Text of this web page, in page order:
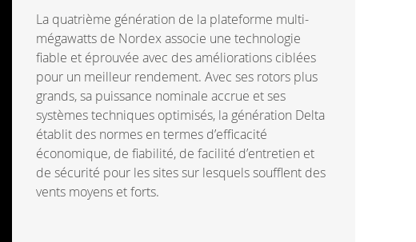
La quatrième génération de la plateforme multi-
mégawatts de Nordex associe une technologie
fiable et éprouvée avec des améliorations ciblées
pour un meilleur rendement. Avec ses rotors plus
grands, sa puissance nominale accrue et ses
systèmes techniques optimisés, la génération Delta
établit des normes en termes d’efficacité
économique, de fiabilité, de facilité d’entretien et
de sécurité pour les sites sur lesquels soufflent des
vents moyens et forts.